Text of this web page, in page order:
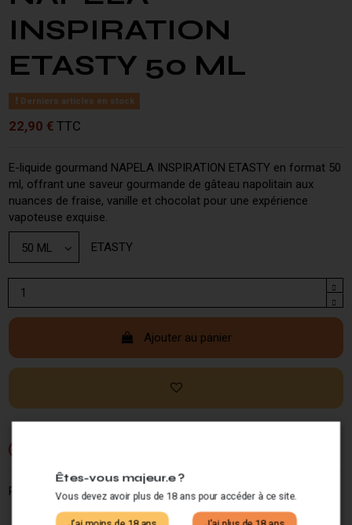
INSPIRATION
ETASTY 50 ML
Derniers articles en stock
22,90 €TTC
E-liquide gourmand NAPELA INSPIRATION ETASTY en format 50
ml, offrant une saveur gourmande de gâteau napolitain aux
nuances de fraise, vanille et chocolat pour une expérience
vapoteuse exquise.
ETASTY
Ajouter au panier
Partagez ce produit :
Êtes-vous majeur.e ?
Vous devez avoir plus de 18 ans pour accéder à ce site.